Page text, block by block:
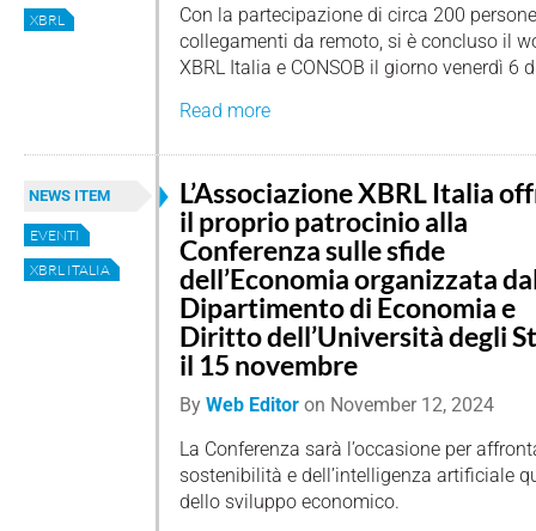
XBRL
Con la partecipazione di circa 200
collegamenti da remoto, si è concluso il
XBRL Italia e CONSOB il giorno venerdì 6
Read more
NEWS ITEM
EVENTI
XBRL ITALIA
L’Associazione XBRL Italia
il proprio patrocinio alla
Conferenza sulle sfide
dell’Economia organizzata
Dipartimento di Economia e
Diritto dell’Università degli
il 15 novembre
By Web Editor on November 12, 2024
La Conferenza sarà l’occasione per
sostenibilità e dell’intelligenza artificiale
dello sviluppo economico.